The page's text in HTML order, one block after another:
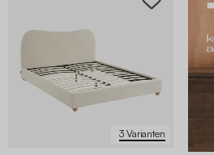
3 Varianten